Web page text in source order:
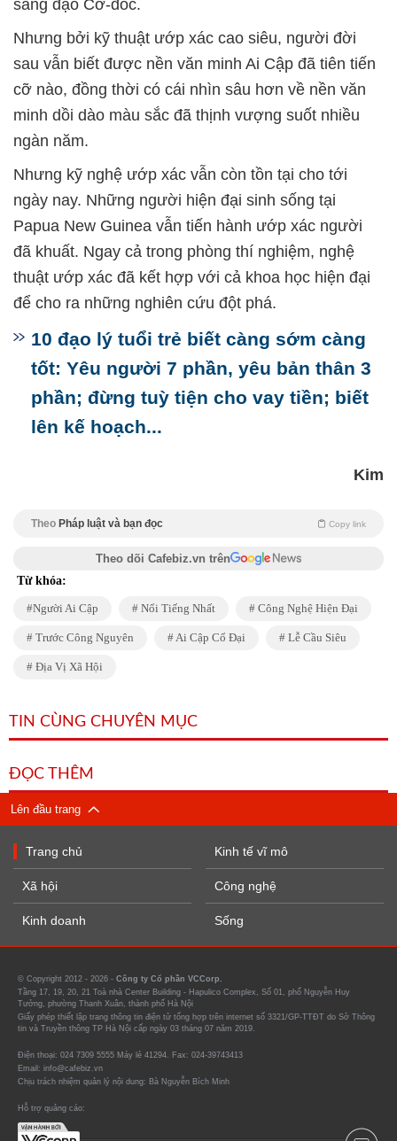
sang đạo Cơ-đốc.
Nhưng bởi kỹ thuật ướp xác cao siêu, người đời
sau vẫn biết được nền văn minh Ai Cập đã tiên tiến
cỡ nào, đồng thời có cái nhìn sâu hơn về nền văn
minh dồi dào màu sắc đã thịnh vượng suốt nhiều
ngàn năm.
Nhưng kỹ nghệ ướp xác vẫn còn tồn tại cho tới
ngày nay. Những người hiện đại sinh sống tại
Papua New Guinea vẫn tiến hành ướp xác người
đã khuất. Ngay cả trong phòng thí nghiệm, nghệ
thuật ướp xác đã kết hợp với cả khoa học hiện đại
để cho ra những nghiên cứu đột phá.
10 đạo lý tuổi trẻ biết càng sớm càng
tốt: Yêu người 7 phần, yêu bản thân 3
phần; đừng tuỳ tiện cho vay tiền; biết
lên kế hoạch...
Kim
Theo Pháp luật và bạn đọc Copy link
Theo dõi Cafebiz.vn trên
Từ khóa:
Người Ai Cập Nổi Tiếng Nhất Công Nghệ Hiện Đại
Trước Công Nguyên Ai Cập Cổ Đại Lễ Cầu Siêu
Địa Vị Xã Hội
TIN CÙNG CHUYÊN MỤC
ĐỌC THÊM
Lên đầu trang
Trang chủ
Xã hội
Kinh doanh
Kinh tế vĩ mô
Công nghệ
Sống
© Copyright 2012 - 2026 - Công ty Cổ phần VCCorp.
Tầng 17, 19, 20, 21 Toà nhà Center Building - Hapulico Complex, Số 01, phố Nguyễn Huy
Tưởng, phường Thanh Xuân, thành phố Hà Nội
Giấy phép thiết lập trang thông tin điện tử tổng hợp trên internet số 3321/GP-TTĐT do Sở Thông
tin và Truyền thông TP Hà Nội cấp ngày 03 tháng 07 năm 2019.
Điện thoại: 024 7309 5555 Máy lẻ 41294. Fax: 024-39743413
Email: info@cafebiz.vn
Chịu trách nhiệm quản lý nội dung: Bà Nguyễn Bích Minh
Hỗ trợ quảng cáo: